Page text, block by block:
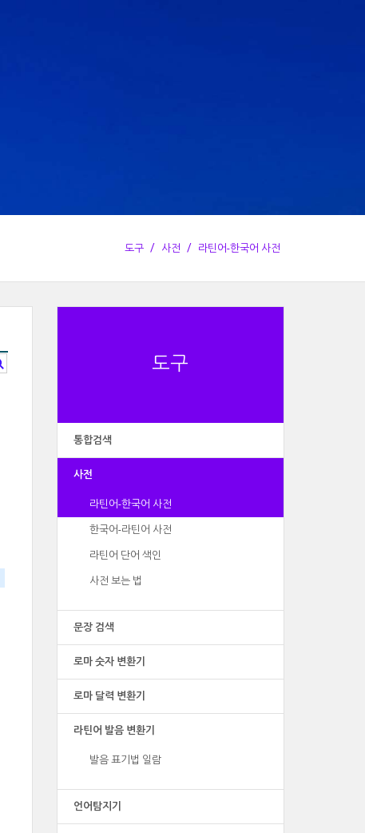
도구 사전 라틴어-한국어 사전
도구
통합검색
사전
라틴어-한국어 사전
한국어-라틴어 사전
라틴어 단어 색인
사전 보는 법
문장 검색
로마 숫자 변환기
로마 달력 변환기
라틴어 발음 변환기
발음 표기법 일람
언어탐지기